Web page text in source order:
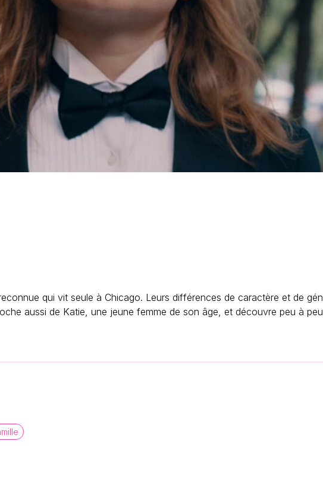
qui vit seule à Chicago. Leurs différences de caractère et de
aussi de Katie, une jeune femme de son âge, et découvre peu à